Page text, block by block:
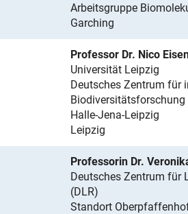
Arbeitsgruppe
Garching
Professor Dr. Nico
Universität Leipzig
Deutsches Zentrum für
Biodiversitätsforschung
Halle-Jena-Leipzig
Leipzig
Professorin Dr.
Deutsches Zentrum für
(DLR)
Standort